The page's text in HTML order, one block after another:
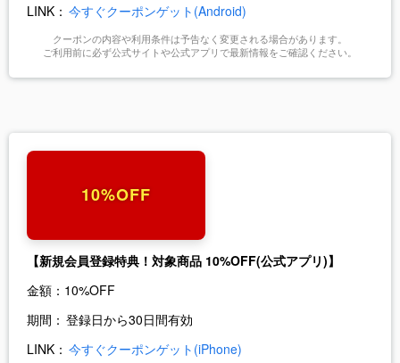
LINK： 今すぐクーポンゲット(Android)
クーポンの内容や利用条件は予告なく変更される場合があります。
ご利用前に必ず公式サイトや公式アプリで最新情報をご確認ください。
10%OFF
【新規会員登録特典！対象商品 10%OFF(公式アプリ)】
金額： 10%OFF
期間： 登録日から30日間有効
LINK： 今すぐクーポンゲット(iPhone)